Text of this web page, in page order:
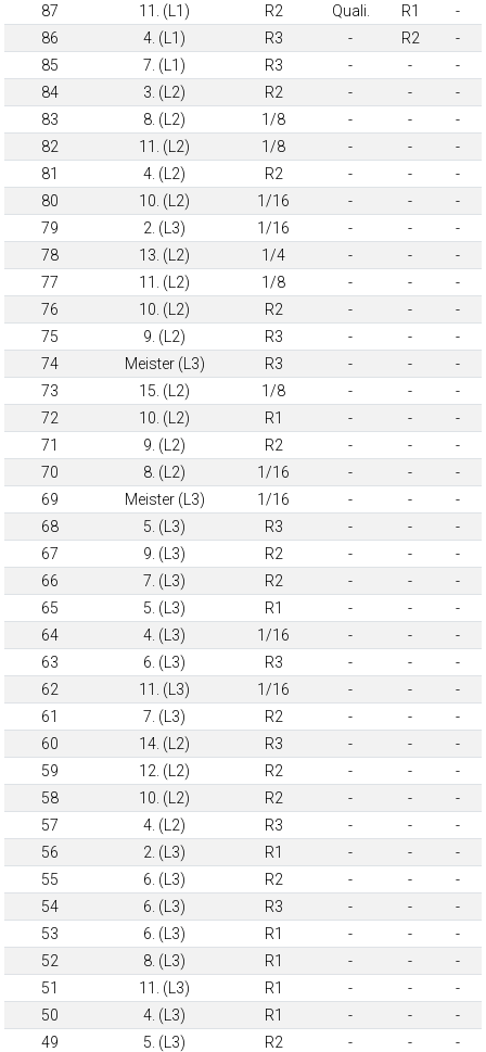
87 11. (L1) R2 Quali. R1
-
86
4. (L1) R3 - R2
-
85
7. (L1) R3 - -
-
84
3. (L2) R2 - -
-
83
8. (L2) 1/8 - -
-
82
11. (L2) 1/8 - -
-
81
4. (L2) R2 - -
-
80
10. (L2) 1/16 - -
-
79
2. (L3) 1/16 - -
-
78
13. (L2) 1/4 - -
-
77
11. (L2) 1/8 - -
-
76
10. (L2) R2 - -
-
75
9. (L2) R3 - -
-
74
Meister (L3) R3 - -
-
73
15. (L2) 1/8 - -
-
72
10. (L2) R1 - -
-
71
9. (L2) R2 - -
-
70
8. (L2) 1/16 - -
-
69
Meister (L3) 1/16 - -
-
68
5. (L3) R3 - -
-
67
9. (L3) R2 - -
-
66
7. (L3) R2 - -
-
65
5. (L3) R1 - -
-
64
4. (L3) 1/16 - -
-
63
6. (L3) R3 - -
-
62
11. (L3) 1/16 - -
-
61
7. (L3) R2 - -
-
60
14. (L2) R3 - -
-
59
12. (L2) R2 - -
-
58
10. (L2) R2 - -
-
57
4. (L2) R3 - -
-
56
2. (L3) R1 - -
-
55
6. (L3) R2 - -
-
54
6. (L3) R3 - -
-
53
6. (L3) R1 - -
-
52
8. (L3) R1 - -
-
51
11. (L3) R1 - -
-
50
4. (L3) R1 - -
-
49
5. (L3) R2 - -
-